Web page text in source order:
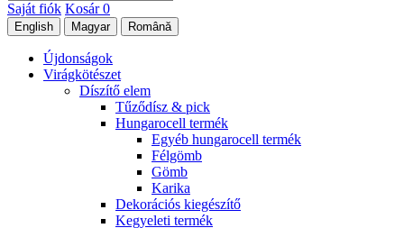
Saját fiók Kosár 0
Újdonságok
Virágkötészet
Díszítő elem
Tűződísz & pick
Hungarocell termék
Egyéb hungarocell termék
Félgömb
Gömb
Karika
Dekorációs kiegészítő
Kegyeleti termék